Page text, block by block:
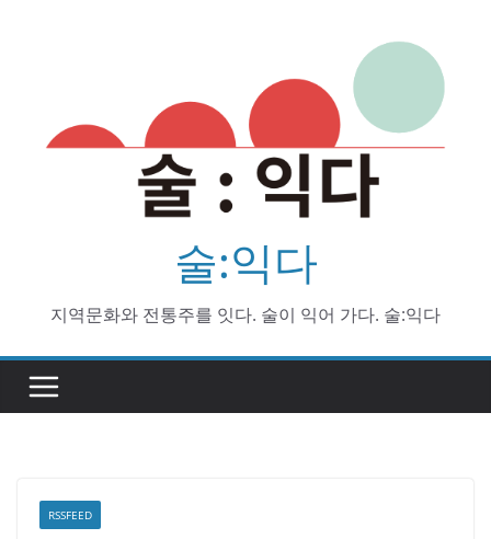
술:익다
지역문화와 전통주를 잇다. 술이 익어 가다. 술:익다
RSSFEED